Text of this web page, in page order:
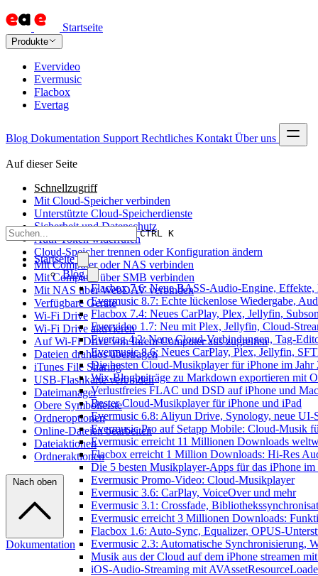
Startseite
Produkte
Evervideo
Evermusic
Flacbox
Evertag
Blog Dokumentation Support Rechtliches Kontakt Über uns
CTRL K
Startseite
Blog
Flacbox 7.6: Neue BASS-Audio-Engine,
Evermusic 8.7: Echte lückenlose Wiedergabe,
Flacbox 7.4: Neues CarPlay, Plex, Jellyfin,
Evervideo 1.7: Neu mit Plex, Jellyfin, Cloud-
Evertag 4.2: Neue Cloud-Verbindungen, Tag-
Evermusic 8.6: Neues CarPlay, Plex, Jellyfin,
Die besten Cloud-Musikplayer für iPhone im Jahr
Wix-Blogbeiträge zu Markdown exportieren mit
Verlustfreies FLAC und DSD auf iPhone und
Bester Cloud-Musikplayer für iPhone und iPad
Evermusic 6.8: Aliyun Drive, Synology, neue UI-
Evermusic Pro auf Setapp Mobile: Cloud-Musik
Evermusic erreicht 11 Millionen Downloads
Flacbox erreicht 1 Million Downloads: Hi-Res
Die 5 besten Musikplayer-Apps für das iPhone im
Evermusic Promo-Video: Cloud-Musikplayer
Evermusic 3.6: CarPlay, VoiceOver und mehr
Evermusic 3.1: Crossfade,
Evermusic erreicht 3 Millionen Downloads:
Flacbox 1.6: Auto-Sync, Equalizer, OPUS-
Evermusic 2.3: Automatische Synchronisierung,
Musik aus der Cloud auf dem iPhone streamen
iOS-Audio-Streaming mit
Auf dieser Seite
Schnellzugriff
Mit Cloud-Speicher verbinden
Unterstützte Cloud-Speicherdienste
Sicherheit und Datenschutz
Auth-Token widerrufen
Cloud-Speicher trennen oder Konfiguration ändern
Mit Computer oder NAS verbinden
Mit Computer über SMB verbinden
Mit NAS über WebDAV verbinden
Verfügbare Geräte
Wi-Fi Drive
Wi-Fi Drive aktivieren
Auf Wi-Fi Drive von Ihrem Computer aus zugreifen
Dateien drahtlos übertragen
iTunes File Sharing
USB-Flashkarte verbinden
Dateimanager
Obere Symbolleiste
Ordneroptionen
Online-Dateien bearbeiten
Dateiaktionen
Ordneraktionen
Nach oben
Dokumentation